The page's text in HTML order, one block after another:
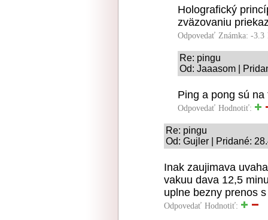
Holografický
zväzovaniu
Odpovedať Známka: -3.3
Re: pingu
Od: Jaaasom |
Ping a pong sú
Odpovedať Hodnotiť:
Re: pingu
Od: Gujler | Pridané:
Inak zaujimava
vakuu dava 12,5
uplne bezny prenos
Odpovedať Hodnotiť: